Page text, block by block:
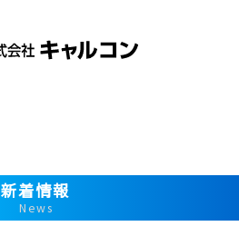
新着情報
News